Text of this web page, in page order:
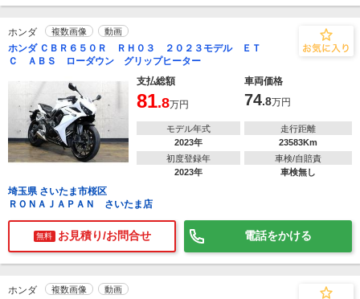
ホンダ 複数画像 動画
ホンダ ＣＢＲ６５０Ｒ ＲＨ０３ ２０２３モデル ＥＴ
Ｃ ＡＢＳ ローダウン グリップヒーター
支払総額
車両価格
81.8万円 74.8万円
モデル年式
2023年
走行距離
23583Km
初度登録年
2023年
車検/自賠責
車検無し
埼玉県 さいたま市桜区
ＲＯＮＡＪＡＰＡＮ さいたま店
無料 お見積り/お問合せ 電話をかける
ホンダ 複数画像 動画